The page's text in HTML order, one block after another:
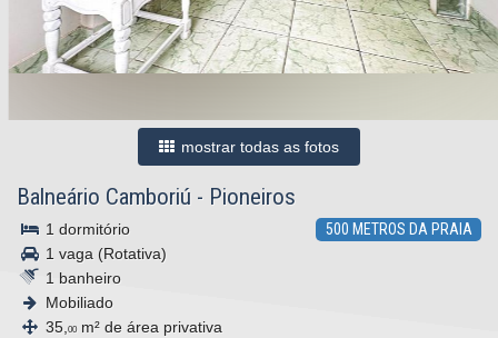
mostrar todas as fotos
Balneário Camboriú - Pioneiros
500 METROS DA PRAIA
1 dormitório
1 vaga (Rotativa)
1 banheiro
Mobiliado
35, 00 m² de área privativa